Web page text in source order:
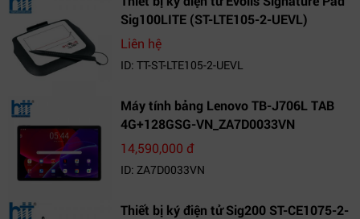
Sig100LITE (ST-LTE105-2-UEVL)
Liên hệ
ID: TT-ST-LTE105-2-UEVL
Máy tính bảng Lenovo TB-J706L TAB
4G+128GSG-VN_ZA7D0033VN
14,590,000 đ
ID: ZA7D0033VN
Thiết bị ký điện tử Sig200 ST-CE1075-2-